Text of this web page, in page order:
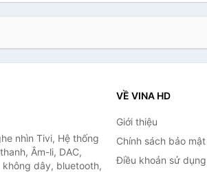
nhìn Tivi, Hệ thống
Âm-li, DAC,
không dây, bluetooth,
VỀ VINA HD
Giới thiệu
Chính sách bảo mật
Điều khoản sử dụng